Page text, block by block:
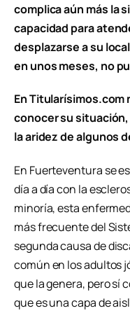
complica aún más la
capacidad para
desplazarse a su
en unos meses, no
En Titularísimos.com
conocer su situación,
la aridez de algunos
En Fuerteventura se
día a día con la
minoría, esta
más frecuente del
segunda causa de
común en los adultos
que la genera, pero sí
que es una capa de